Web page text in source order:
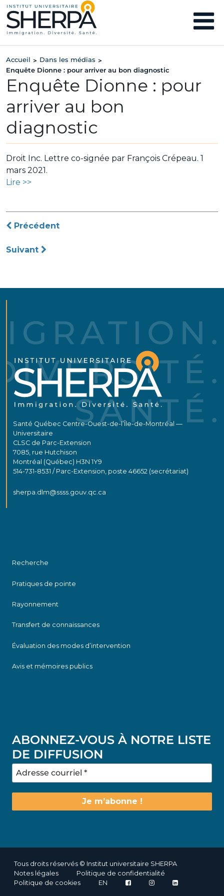
Accueil > Dans les médias >
Enquête Dionne : pour arriver au bon diagnostic
Enquête Dionne : pour
arriver au bon
diagnostic
Droit Inc. Lettre co-signée par François Crépeau. 1
mars 2021.
Lire >>
Navigation
l’article
Précédent
Suivant
Santé Québec Centre-Ouest-de-l’Île-de-Montréal —
Universitaire
CLSC de Parc-Extension
7085, rue Hutchison
Montréal (Québec) H3N 1Y9
514-731-8531 / Parc-Extension, poste 46652 (secrétariat)
sherpa.dlm@ssss.gouv.qc.ca
Recherche
Pratiques de pointe
Rayonnement
Transfert de connaissances
Évaluation des modes d’intervention
Avis et mémoires publics
ABONNEZ-VOUS À NOTRE LISTE
DE DIFFUSION
Tous droits réservés © Institut universitaire SHERPA
Notes légales
Politique de confidentialité
Politique de cookies
EN